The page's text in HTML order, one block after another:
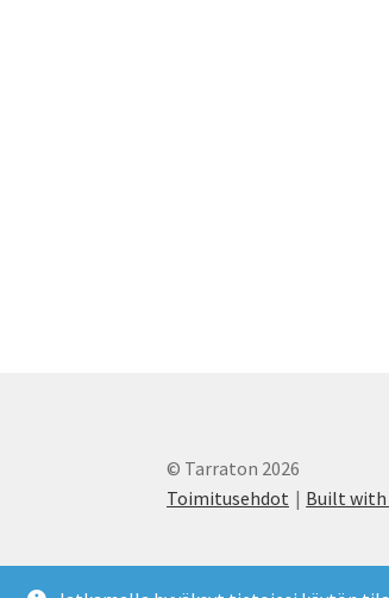
© Tarraton 2026
Toimitusehdot
Built with